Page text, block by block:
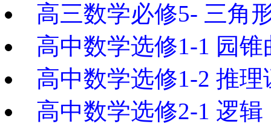
高三数学必修5- 三角
高中数学选修1-1 园锥
高中数学选修1-2 推理
高中数学选修2-1 逻